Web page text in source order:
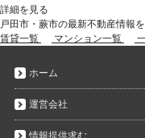
詳細を見る
戸田市・蕨市の最新不動産情報
賃貸一覧
マンション一覧
ホーム
運営会社
情報提供求む